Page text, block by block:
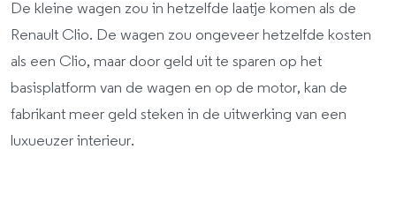
De kleine wagen zou in hetzelfde laatje komen als de
Renault Clio. De wagen zou ongeveer hetzelfde kosten
als een Clio, maar door geld uit te sparen op het
basisplatform van de wagen en op de motor, kan de
fabrikant meer geld steken in de uitwerking van een
luxueuzer interieur.